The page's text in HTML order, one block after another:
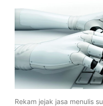
Rekam jejak jasa menulis